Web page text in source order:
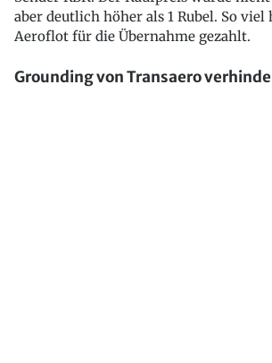
aber deutlich höher als 1 Rubel. So
Aeroflot für die Übernahme gezahlt.
Grounding von Transaero